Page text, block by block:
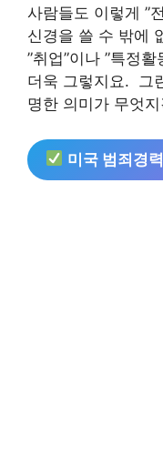
사람들도 이렇게 ”
신경을 쓸 수 밖에
”취업”이나 ”특정
더욱 그렇지요. ​ 그
명한 의미가 무엇
미국 범죄경